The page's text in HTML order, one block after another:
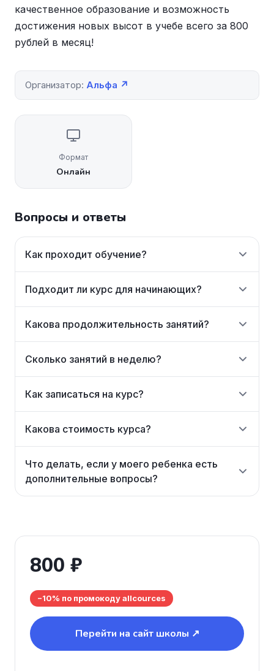
качественное образование и возможность
достижения новых высот в учебе всего за 800
рублей в месяц!
Организатор: Альфа ↗
Формат
Онлайн
Вопросы и ответы
Как проходит обучение?
Подходит ли курс для начинающих?
Какова продолжительность занятий?
Сколько занятий в неделю?
Как записаться на курс?
Какова стоимость курса?
Что делать, если у моего ребенка есть
дополнительные вопросы?
800 ₽
−10% по промокоду allcources
Перейти на сайт школы ↗